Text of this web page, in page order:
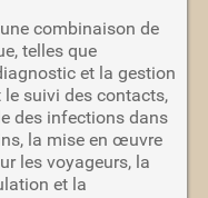
combinaison de
telles que
et la gestion
suivi des contacts,
des infections dans
la mise en œuvre
les voyageurs, la
et la